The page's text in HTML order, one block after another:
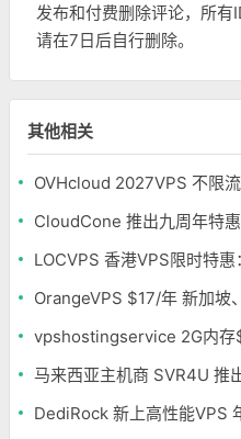
发布和付费删除评论，所有
请在7日后自行删除。
其他相关
OVHcloud 2027VPS 不限
CloudCone 推出九周年特
OrangeVPS $17/年 新加坡
vpshostingservice 2G内存